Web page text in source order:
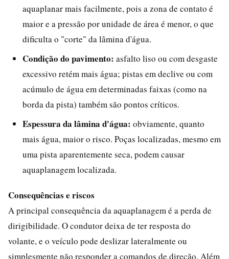
aquaplanar mais facilmente, pois a zona de contato é
maior e a pressão por unidade de área é menor, o que
dificulta o "corte" da lâmina d'água.
Condição do pavimento: asfalto liso ou com desgaste
excessivo retém mais água; pistas em declive ou com
acúmulo de água em determinadas faixas (como na
borda da pista) também são pontos críticos.
Espessura da lâmina d'água: obviamente, quanto
mais água, maior o risco. Poças localizadas, mesmo em
uma pista aparentemente seca, podem causar
aquaplanagem localizada.
Consequências e riscos
A principal consequência da aquaplanagem é a perda de
dirigibilidade. O condutor deixa de ter resposta do
volante, e o veículo pode deslizar lateralmente ou
simplesmente não responder a comandos de direção. Além